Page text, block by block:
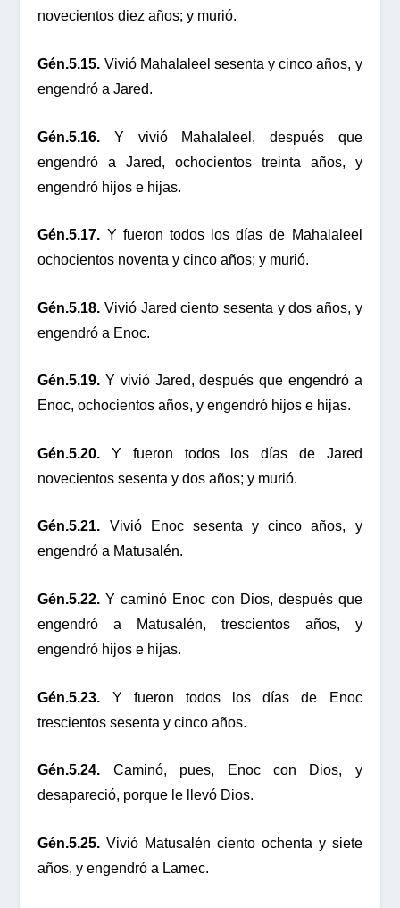
novecientos diez años; y murió.
Gén.5.15. Vivió Mahalaleel sesenta y cinco años, y
engendró a Jared.
Gén.5.16. Y vivió Mahalaleel, después que
engendró a Jared, ochocientos treinta años, y
engendró hijos e hijas.
Gén.5.17. Y fueron todos los días de Mahalaleel
ochocientos noventa y cinco años; y murió.
Gén.5.18. Vivió Jared ciento sesenta y dos años, y
engendró a Enoc.
Gén.5.19. Y vivió Jared, después que engendró a
Enoc, ochocientos años, y engendró hijos e hijas.
Gén.5.20. Y fueron todos los días de Jared
novecientos sesenta y dos años; y murió.
Gén.5.21. Vivió Enoc sesenta y cinco años, y
engendró a Matusalén.
Gén.5.22. Y caminó Enoc con Dios, después que
engendró a Matusalén, trescientos años, y
engendró hijos e hijas.
Gén.5.23. Y fueron todos los días de Enoc
trescientos sesenta y cinco años.
Gén.5.24. Caminó, pues, Enoc con Dios, y
desapareció, porque le llevó Dios.
Gén.5.25. Vivió Matusalén ciento ochenta y siete
años, y engendró a Lamec.